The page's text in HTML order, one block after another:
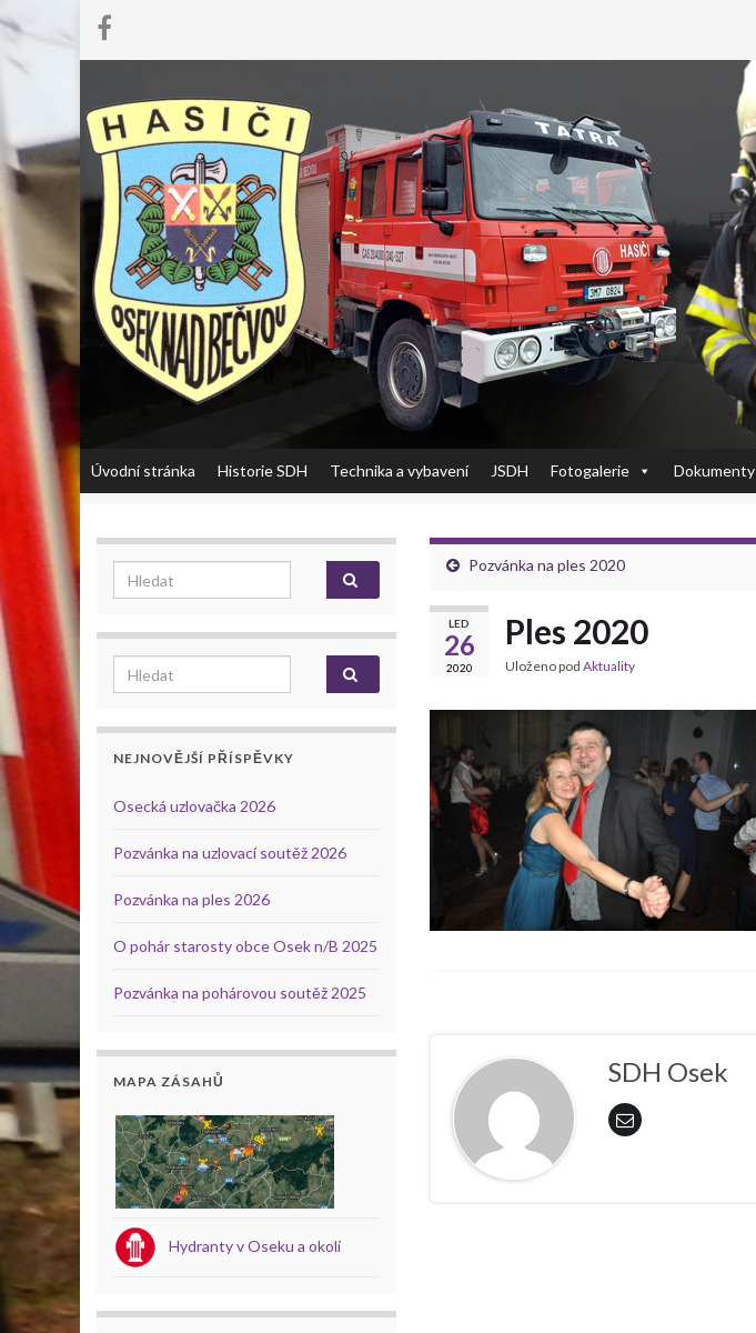
Úvodní stránka Historie SDH Technika a vybavení JSDH Fotogalerie Dokumenty
Pozvánka na ples 2020
LED
26
2020
Ples 2020
Uloženo pod Aktuality
SDH Osek
Search for:
Search for:
NEJNOVĚJŠÍ PŘÍSPĚVKY
Osecká uzlovačka 2026
Pozvánka na uzlovací soutěž 2026
Pozvánka na ples 2026
O pohár starosty obce Osek n/B 2025
Pozvánka na pohárovou soutěž 2025
MAPA ZÁSAHŮ
Hydranty v Oseku a okolí